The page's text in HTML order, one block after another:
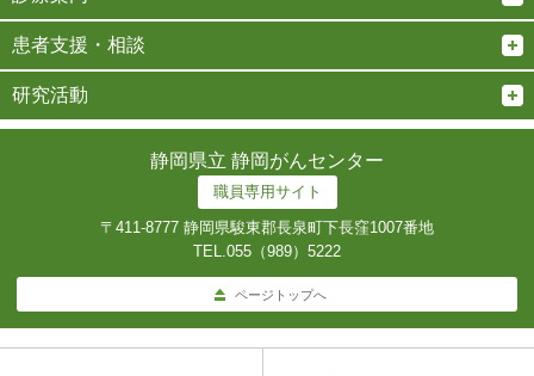
患者支援・相談
研究活動
静岡県立 静岡がんセンター
職員専用サイト
〒411-8777 静岡県駿東郡長泉町下長窪1007番地
TEL.055（989）5222
ページトップへ